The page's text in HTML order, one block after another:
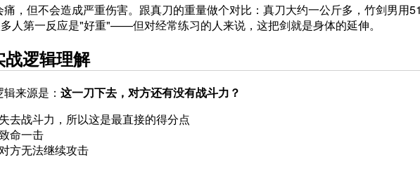
，但不会造成严重伤害。跟真刀的重量做个对比：真刀大约一公斤多，竹剑男用
人第一反应是"好重"——但对经常练习的人来说，这把剑就是身体的延伸。
战逻辑理解
来源是： 这一刀下去，对方还有没有战斗力？
去战斗力，所以这是最直接的得分点
命一击
方无法继续攻击